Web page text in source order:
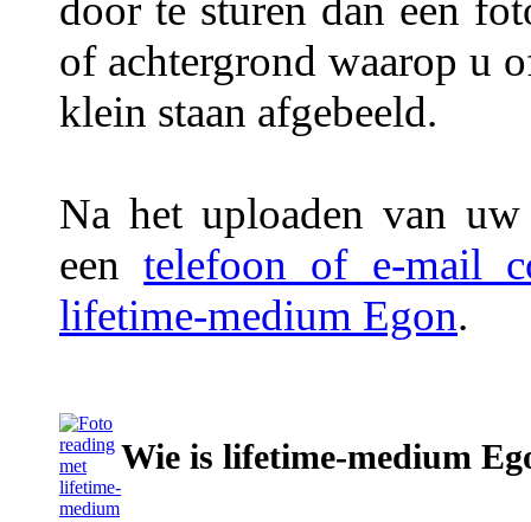
door te sturen dan een
of achtergrond waarop u
klein staan afgebeeld.
Na het uploaden van
eentelefoon of e-mail
lifetime-medium Egon.
Wie is lifetime-medium